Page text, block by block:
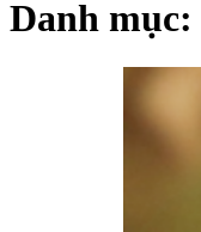
Danh mục: